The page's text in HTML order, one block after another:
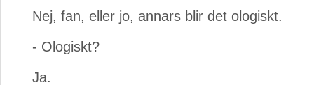
Nej, fan, eller jo, annars blir det ologiskt.
- Ologiskt?
Ja.